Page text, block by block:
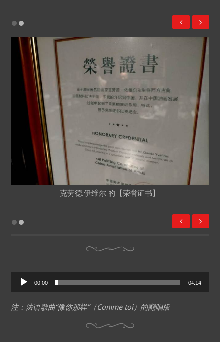
克劳德.伊维尔 的【荣誉证书】
Audio
Player
00:00 04:14
注：法语歌曲“像你那样”（Comme toi）的翻唱版